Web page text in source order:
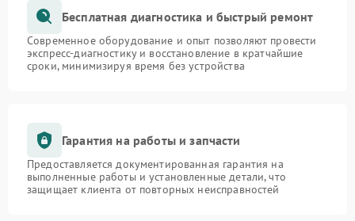
Бесплатная диагностика и быстрый ремонт
Современное оборудование и опыт позволяют провести
экспресс-диагностику и восстановление в кратчайшие
сроки, минимизируя время без устройства
Гарантия на работы и запчасти
Предоставляется документированная гарантия на
выполненные работы и установленные детали, что
защищает клиента от повторных неисправностей